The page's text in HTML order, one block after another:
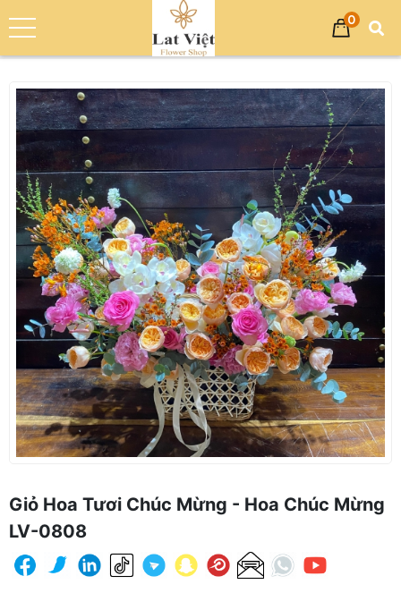
0
Trang chủ
Giỏ Hoa Chúc Mừng
Giỏ Hoa Tươi Chúc Mừng - Hoa Chúc Mừng LV-0808
Giỏ Hoa Tươi Chúc Mừng - Hoa Chúc Mừng
LV-0808